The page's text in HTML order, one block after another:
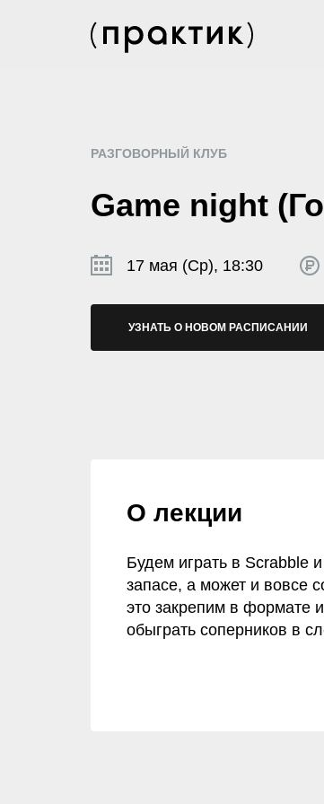
РАЗГОВОРНЫЙ КЛУБ
Game night
17 мая (Ср), 18:30
УЗНАТЬ О НОВОМ РАСПИСАНИИ
О лекции
Будем играть в Scrabble
запасе, а может и вовсе
это закрепим в формате
обыграть соперников в